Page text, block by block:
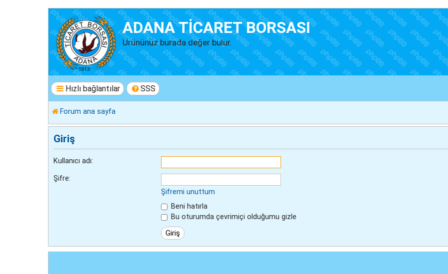
ADANA TİCARET BORSASI
Ürününüz burada değer bulur.
Hızlı bağlantılar SSS
Forum ana sayfa
Giriş
Kullanıcı adı:
Şifre:
Şifremi unuttum
Beni hatırla
Bu oturumda çevrimiçi olduğumu gizle